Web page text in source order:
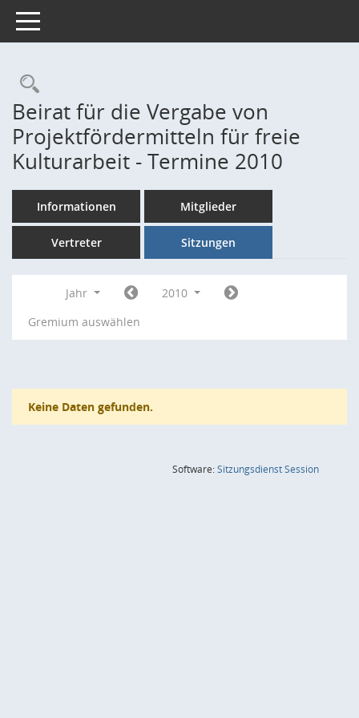
Toggle navigation
Rechercheauswahl
Beirat für die Vergabe von
Projektfördermitteln für freie
Kulturarbeit - Termine 2010
Informationen Mitglieder
Vertreter Sitzungen
Jahr
2010
Gremium auswählen
Keine Daten gefunden.
Software:SitzungsdienstSession(Wird in